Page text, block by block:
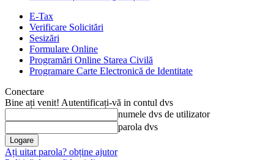
E-Tax
Verificare Solicitări
Sesizări
Formulare Online
Programări Online Starea Civilă
Programare Carte Electronică de Identitate
Conectare
Bine ați venit! Autentificați-vă in contul dvs
numele dvs de utilizator
parola dvs
Ați uitat parola? obține ajutor